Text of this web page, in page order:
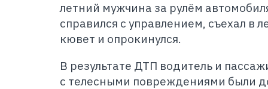
летний мужчина за рулём
справился с управлением, съехал в
кювет и опрокинулся.
В результате ДТП водитель и
с телесными повреждениями были